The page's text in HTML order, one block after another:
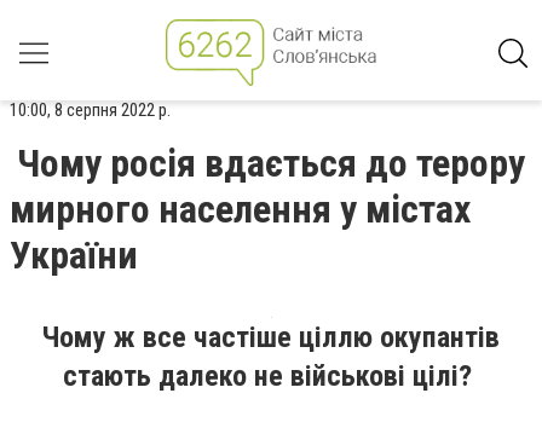
10:00, 8 серпня 2022 р.
Чому росія вдається до терору
мирного населення у містах
України
Чому ж все частіше ціллю окупантів
стають далеко не військові цілі?